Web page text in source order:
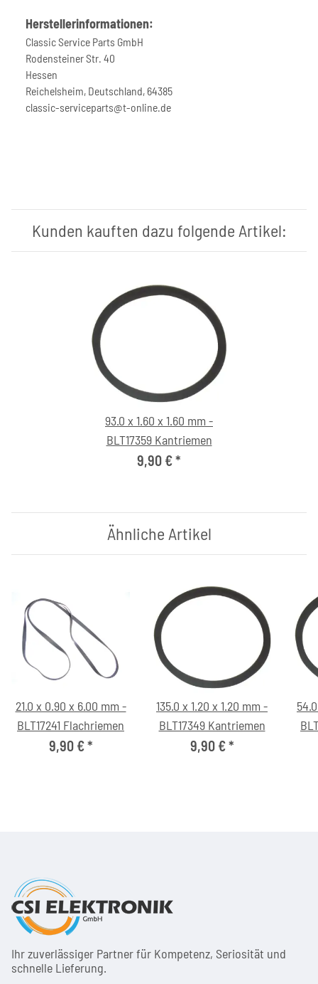
Herstellerinformationen:
Classic Service Parts GmbH
Rodensteiner Str. 40
Hessen
Reichelsheim, Deutschland, 64385
classic-serviceparts@t-online.de
Kunden kauften dazu folgende Artikel:
93.0 x 1.60 x 1.60 mm -
BLT17359 Kantriemen
9,90 €*
Ähnliche Artikel
21.0 x 0.90 x 6.00 mm -
BLT17241 Flachriemen
9,90 €*
135.0 x 1.20 x 1.20 mm -
BLT17349 Kantriemen
9,90 €*
Ihr zuver­läs­siger Partner für Kom­pe­tenz, Seri­osi­tät und
schnel­le Lie­ferung.